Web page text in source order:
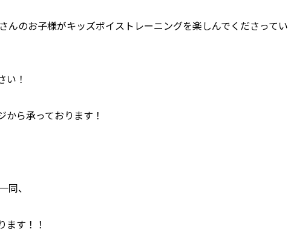
んのお子様がキッズボイストレーニングを楽しんでくださってい
い！
ら承っております！
同、
す！！